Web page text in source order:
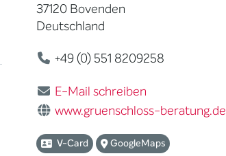
37120 Bovenden
Deutschland
+49 (0) 551 8209258
E-Mail schreiben
www.gruenschloss-beratung.de
V-Card GoogleMaps